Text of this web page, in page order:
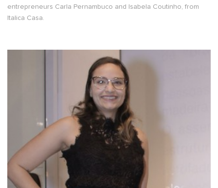
entrepreneurs Carla Pernambuco and Isabela Coutinho, from
Italica Casa.